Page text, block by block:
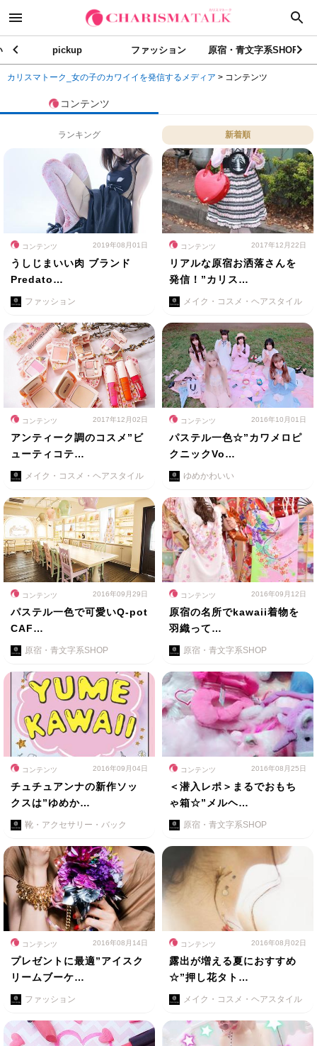
pickup ファッション 原宿・青文字系SHOP
カリスマトーク_女の子のカワイイを発信するメディア > コンテンツ
コンテンツ
ランキング 新着順
コンテンツ 2019年08月01日
うしじまいい肉 ブランド
Predato…
ファッション
コンテンツ 2017年12月22日
リアルな原宿お洒落さんを
発信！”カリス…
メイク・コスメ・ヘアスタイル
コンテンツ 2017年12月02日
アンティーク調のコスメ”ビ
ューティコテ…
メイク・コスメ・ヘアスタイル
コンテンツ 2016年10月01日
パステル一色☆”カワメロピ
クニックVo…
ゆめかわいい
コンテンツ 2016年09月29日
パステル一色で可愛いQ-pot
CAF…
原宿・青文字系SHOP
コンテンツ 2016年09月12日
原宿の名所でkawaii着物を
羽織って…
原宿・青文字系SHOP
コンテンツ 2016年09月04日
チュチュアンナの新作ソッ
クスは”ゆめか…
靴・アクセサリー・バック
コンテンツ 2016年08月25日
＜潜入レポ＞まるでおもち
ゃ箱☆”メルヘ…
原宿・青文字系SHOP
コンテンツ 2016年08月14日
プレゼントに最適”アイスク
リームブーケ…
ファッション
コンテンツ 2016年08月02日
露出が増える夏におすすめ
☆”押し花タト…
メイク・コスメ・ヘアスタイル